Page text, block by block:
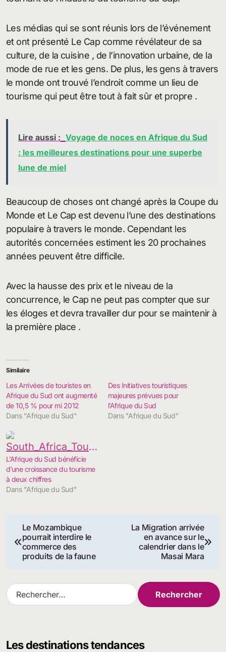
Les médias qui se sont réunis lors de l’événement
et ont présenté Le Cap comme révélateur de sa
culture, de la cuisine , de l’innovation urbaine, de la
mode de rue et les gens. De plus, les gens à travers
le monde ont trouvé l’endroit comme un lieu de
tourisme qui peut être tout à fait sûr et propre .
Lire aussi : Voyage de noces en Afrique du Sud
: les meilleures destinations pour une superbe
lune de miel
Beaucoup de choses ont changé après la Coupe du
Monde et Le Cap est devenu l’une des destinations
populaire à travers le monde. Cependant les
autorités concernées estiment les 20 prochaines
années peuvent être difficile.
Avec la hausse des prix et le niveau de la
concurrence, le Cap ne peut pas compter que sur
les éloges et devra travailler dur pour se maintenir à
la première place .
Similaire
Les Arrivées de touristes en
Afrique du Sud ont augmenté
de 10,5 % pour mi 2012
Dans "Afrique du Sud"
Des Initiatives touristiques
majeures prévues pour
l’Afrique du Sud
Dans "Afrique du Sud"
L’Afrique du Sud bénéficie
d’une croissance du tourisme
à deux chiffres
Dans "Afrique du Sud"
Navigation
de
Le Mozambique
pourrait interdire le
commerce des
produits de la faune
La Migration arrivée
en avance sur le
calendrier dans le
Masai Mara
R
e
rLes destinations tendances